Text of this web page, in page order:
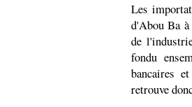
Les
d'Abou Ba
de
fondu
bancaires
retrouve